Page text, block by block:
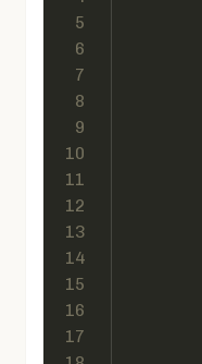
5
6
7
8
9
10
11
12
13
14
15
16
17